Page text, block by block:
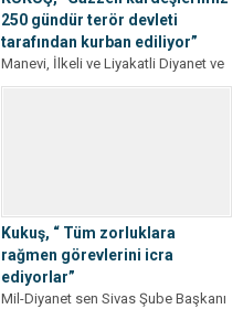
250 gündür terör devleti
tarafından kurban ediliyor”
Manevi, İlkeli ve Liyakatli Diyanet ve
Vakıf Çalışanları Sendikası Mil-
Kukuş, “ Tüm zorluklara
rağmen görevlerini icra
ediyorlar”
Mil-Diyanet sen Sivas Şube Başkanı